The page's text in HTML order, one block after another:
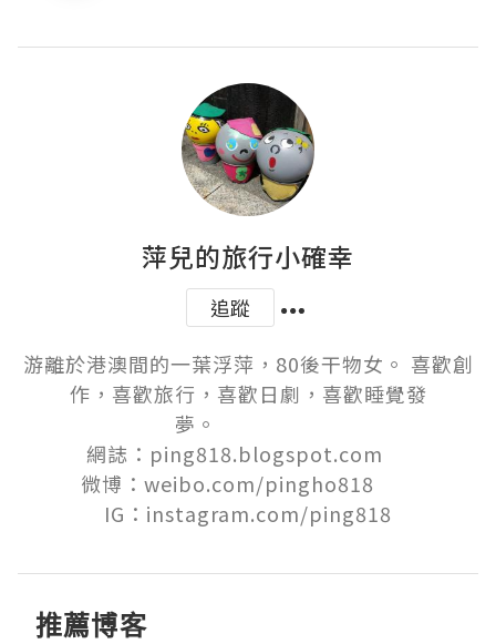
萍兒的旅行小確幸
追蹤
游離於港澳間的一葉浮萍，80後干物女。 喜歡創
作，喜歡旅行，喜歡日劇，喜歡睡覺發
夢。
網誌：ping818.blogspot.com
微博：weibo.com/pingho818
IG：instagram.com/ping818
推薦博客